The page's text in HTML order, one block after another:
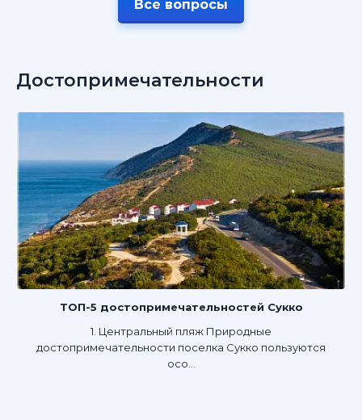
Все вопросы
Достопримечательности
ТОП-5 достопримечательностей Сукко
1. Центральный пляж Природные
достопримечательности поселка Сукко пользуются
осо...